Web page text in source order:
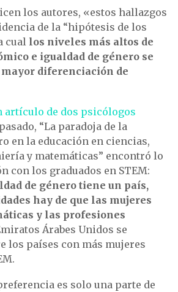
los autores, «estos hallazgos
de la “hipótesis de los
cual los niveles más altos de
e igualdad de género se
diferenciación de
artículo de dos psicólogos
“La paradoja de la
en la educación en ciencias,
y matemáticas” encontró lo
con los graduados en STEM:
de género tiene un país,
hay de que las mujeres
y las profesiones
Árabes Unidos se
los países con más mujeres
es solo una parte de